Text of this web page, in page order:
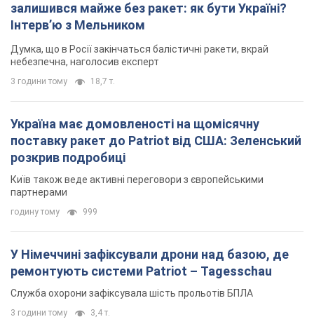
залишився майже без ракет: як бути Україні?
Інтерв’ю з Мельником
Думка, що в Росії закінчаться балістичні ракети, вкрай
небезпечна, наголосив експерт
3 години тому 18,7 т.
Україна має домовленості на щомісячну
поставку ракет до Patriot від США: Зеленський
розкрив подробиці
Київ також веде активні переговори з європейськими
партнерами
годину тому 999
У Німеччині зафіксували дрони над базою, де
ремонтують системи Patriot – Tagesschau
Служба охорони зафіксувала шість прольотів БПЛА
3 години тому 3,4 т.